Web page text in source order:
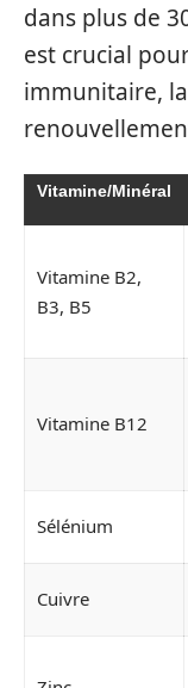
dans plus de
est crucial
immunitaire,
Vitamine/Minéral
Vitamine B2,
B3, B5
Vitamine B12
Sélénium
Cuivre